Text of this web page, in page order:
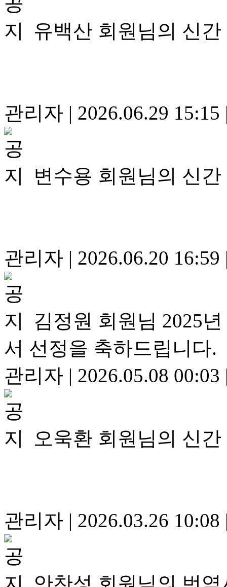
유백산 회원님의 신
관리자 | 2026.06.29 15:15
변수용 회원님의 신
관리자 | 2026.06.20 16:59
김정원 회원님 2025
서 선정을 축하드립니다.
관리자 | 2026.05.08 00:03
오욱환 회원님의 신
관리자 | 2026.03.26 10:08